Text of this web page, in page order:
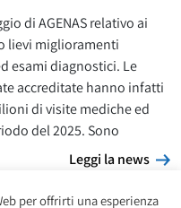
di AGENAS relativo ai
lievi miglioramenti
esami diagnostici. Le
accreditate hanno infatti
di visite mediche ed
del 2025. Sono
Leggi la news
per offrirti una esperienza